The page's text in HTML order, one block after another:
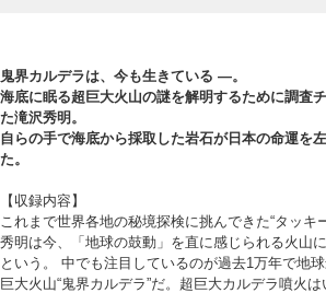
鬼界カルデラは、今も生きている ―。
海底に眠る超巨大火山の謎を解明するために調査
た滝沢秀明。
自らの手で海底から採取した岩石が日本の命運を
た。
【収録内容】
これまで世界各地の秘境探検に挑んできた“タッキ
秀明は今、「地球の鼓動」を直に感じられる火山
という。 中でも注目しているのが過去1万年で地
巨大火山“鬼界カルデラ”だ。超巨大カルデラ噴火